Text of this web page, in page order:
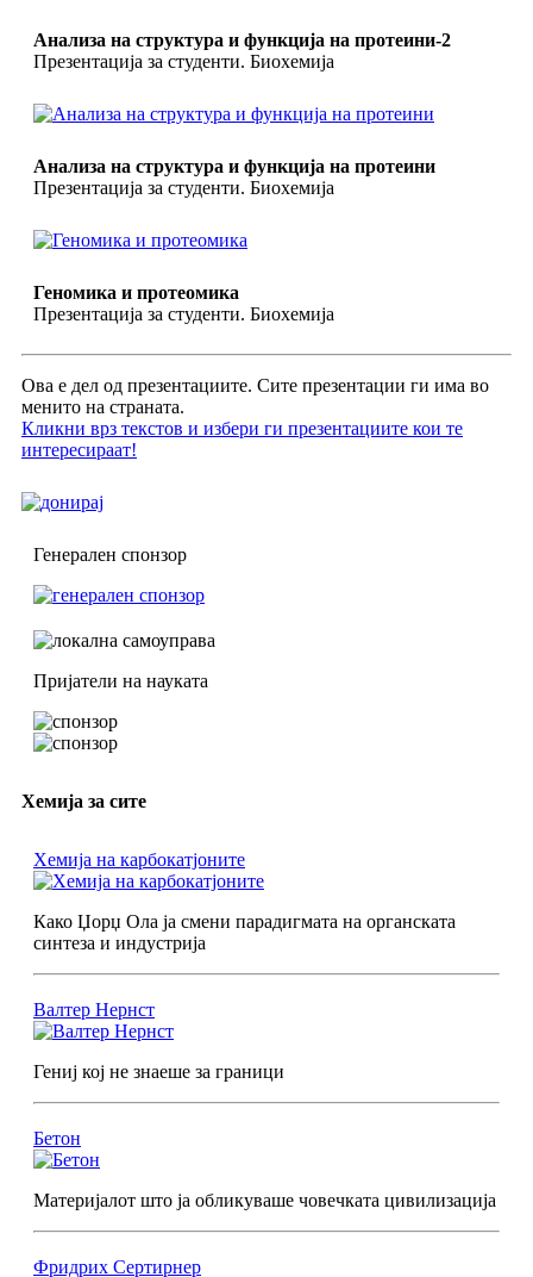
Анализа на структура и функција на протеини-2
Презентација за студенти. Биохемија
Анализа на структура и функција на протеини
Презентација за студенти. Биохемија
Геномика и протеомика
Презентација за студенти. Биохемија
Ова е дел од презентациите. Сите презентации ги има во
менито на страната.
Кликни врз текстов и избери ги презентациите кои те
интересираат!
Генерален спонзор
Пријатели на науката
Хемија за сите
Хемија на карбокатјоните
Како Џорџ Ола ја смени парадигмата на органската
синтеза и индустрија
Валтер Нернст
Гениј кој не знаеше за граници
Бетон
Материјалот што ја обликуваше човечката цивилизација
Фридрих Сертирнер